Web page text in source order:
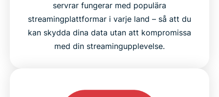
servrar fungerar med populära
streamingplattformar i varje land – så att du
kan skydda dina data utan att kompromissa
med din streamingupplevelse.